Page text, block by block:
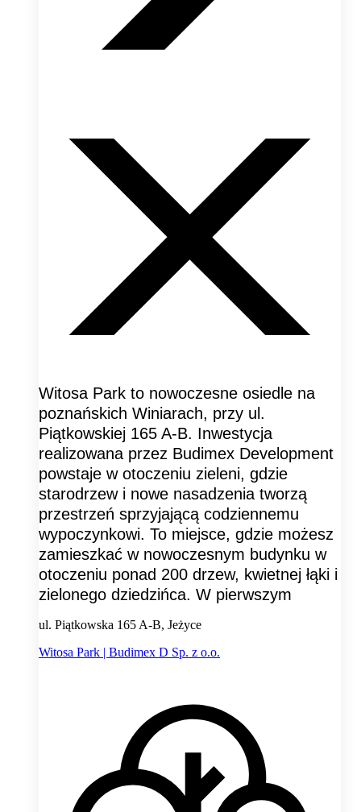
Witosa Park to nowoczesne osiedle na
poznańskich Winiarach, przy ul.
Piątkowskiej 165 A-B. Inwestycja
realizowana przez Budimex Development
powstaje w otoczeniu zieleni, gdzie
starodrzew i nowe nasadzenia tworzą
przestrzeń sprzyjającą codziennemu
wypoczynkowi. To miejsce, gdzie możesz
zamieszkać w nowoczesnym budynku w
otoczeniu ponad 200 drzew, kwietnej łąki i
zielonego dziedzińca. W pierwszym
ul. Piątkowska 165 A-B, Jeżyce
Witosa Park | Budimex D Sp. z o.o.